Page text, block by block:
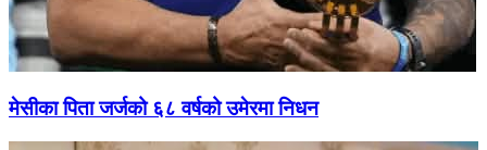
मेसीका पिता जर्जको ६८ वर्षको उमेरमा निधन